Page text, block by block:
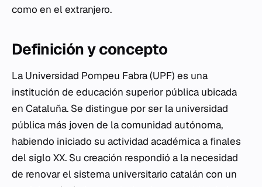
como en el extranjero.
Definición y concepto
La Universidad Pompeu Fabra (UPF) es una
institución de educación superior pública ubicada
en Cataluña. Se distingue por ser la universidad
pública más joven de la comunidad autónoma,
habiendo iniciado su actividad académica a finales
del siglo XX. Su creación respondió a la necesidad
de renovar el sistema universitario catalán con un